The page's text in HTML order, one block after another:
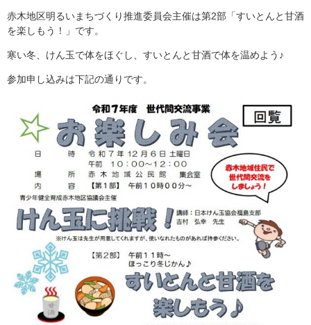
赤木地区明るいまちづくり推進委員会主催は第2部「すいとんと甘酒
を楽しもう！」です。
寒い冬、けん玉で体をほぐし、すいとんと甘酒で体を温めよう♪
参加申し込みは下記の通りです。